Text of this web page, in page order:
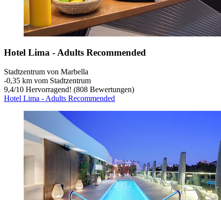
Hotel Lima - Adults Recommended
Stadtzentrum von Marbella
‐0,35 km vom Stadtzentrum
9,4/10 Hervorragend! (808 Bewertungen)
Hotel Lima - Adults Recommended